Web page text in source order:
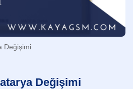
Değişimi
Değişimi